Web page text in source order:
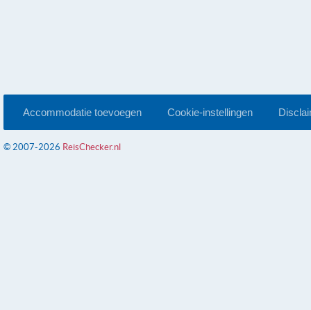
Accommodatie toevoegen Cookie-instellingen
© 2007-2026 ReisChecker.nl